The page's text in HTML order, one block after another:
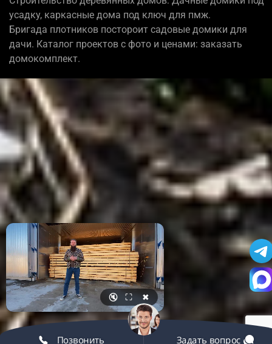
усадку, каркасные дома под ключ для пмж.
Бригада плотников постороит садовые домики для
дачи. Каталог проектов с фото и ценами: заказать
домокомплект.
🔇 ⛶ ✖
Позвонить Задать вопрос